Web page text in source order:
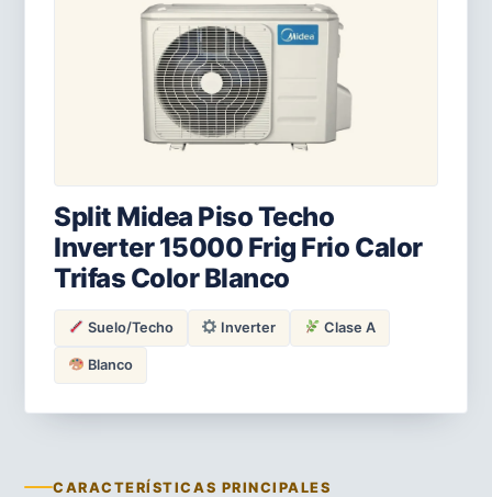
Split Midea Piso Techo
Inverter 15000 Frig Frio Calor
Trifas Color Blanco
Suelo/Techo Inverter Clase A
Blanco
CARACTERÍSTICAS PRINCIPALES